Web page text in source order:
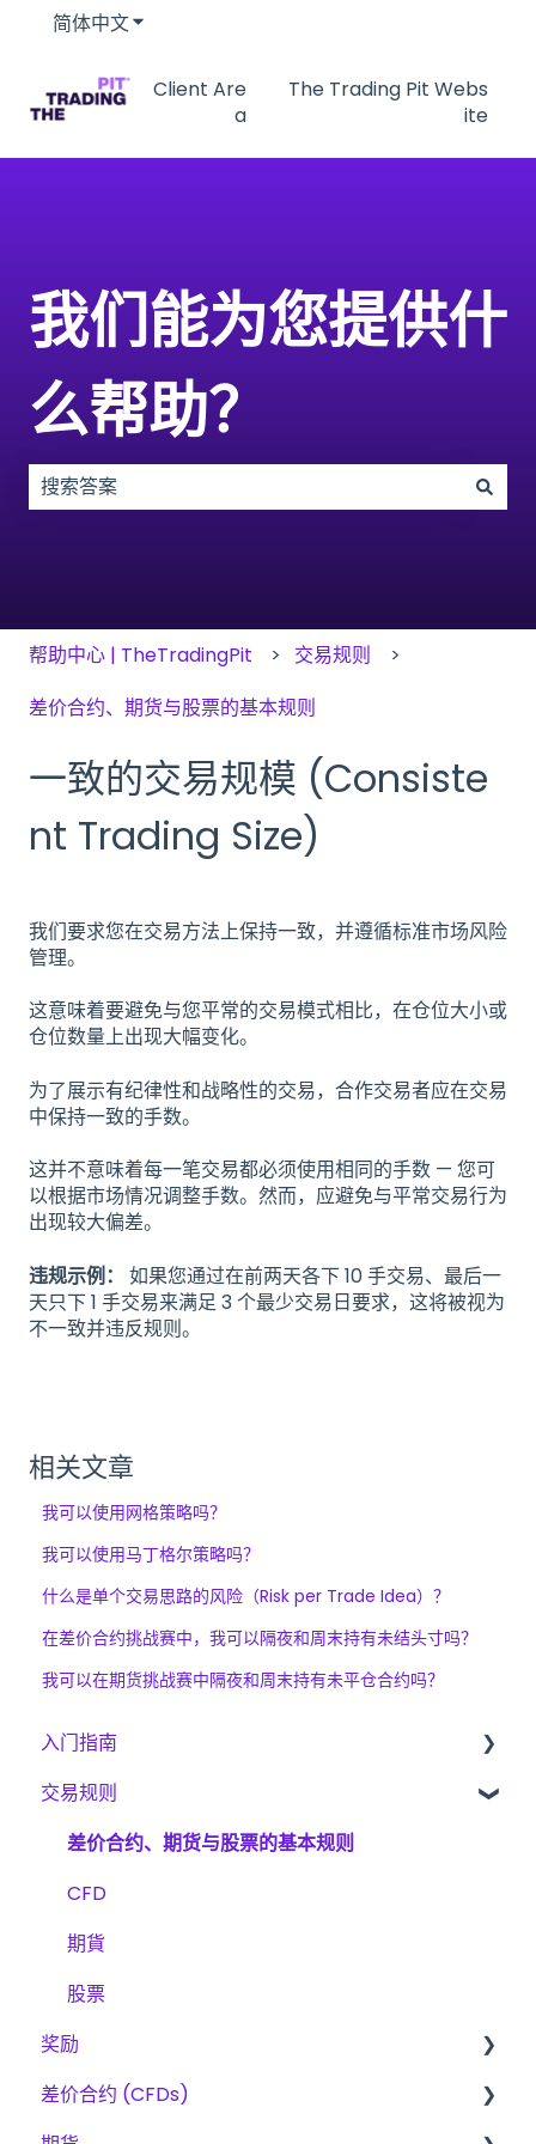
简体中文显示翻译的子菜单
Client Are
a
The Trading Pit Webs
ite
我们能为您提供什
么帮助？
帮助中心 | TheTradingPit
交易规则
差价合约、期货与股票的基本规则
一致的交易规模 (Consiste
nt Trading Size)
我们要求您在交易方法上保持一致，并遵循标准市场风险
管理。
这意味着要避免与您平常的交易模式相比，在仓位大小或
仓位数量上出现大幅变化。
为了展示有纪律性和战略性的交易，合作交易者应在交易
中保持一致的手数。
这并不意味着每一笔交易都必须使用相同的手数 — 您可
以根据市场情况调整手数。然而，应避免与平常交易行为
出现较大偏差。
违规示例：
如果您通过在前两天各下 10 手交易、最后一
天只下 1 手交易来满足 3 个最少交易日要求，这将被视为
不一致并违反规则。
相关文章
我可以使用网格策略吗？
我可以使用马丁格尔策略吗？
什么是单个交易思路的风险（Risk per Trade Idea）？
在差价合约挑战赛中，我可以隔夜和周末持有未结头寸吗？
我可以在期货挑战赛中隔夜和周末持有未平仓合约吗？
入门指南
入门指南
The Trading Pit – 我们是谁
采购
产品
账户验证
交易
挑战
交易规则
差价合约、期货与股票的基本规则
CFD
期貨
股票
奖励
费用
差价合约 (CFDs)